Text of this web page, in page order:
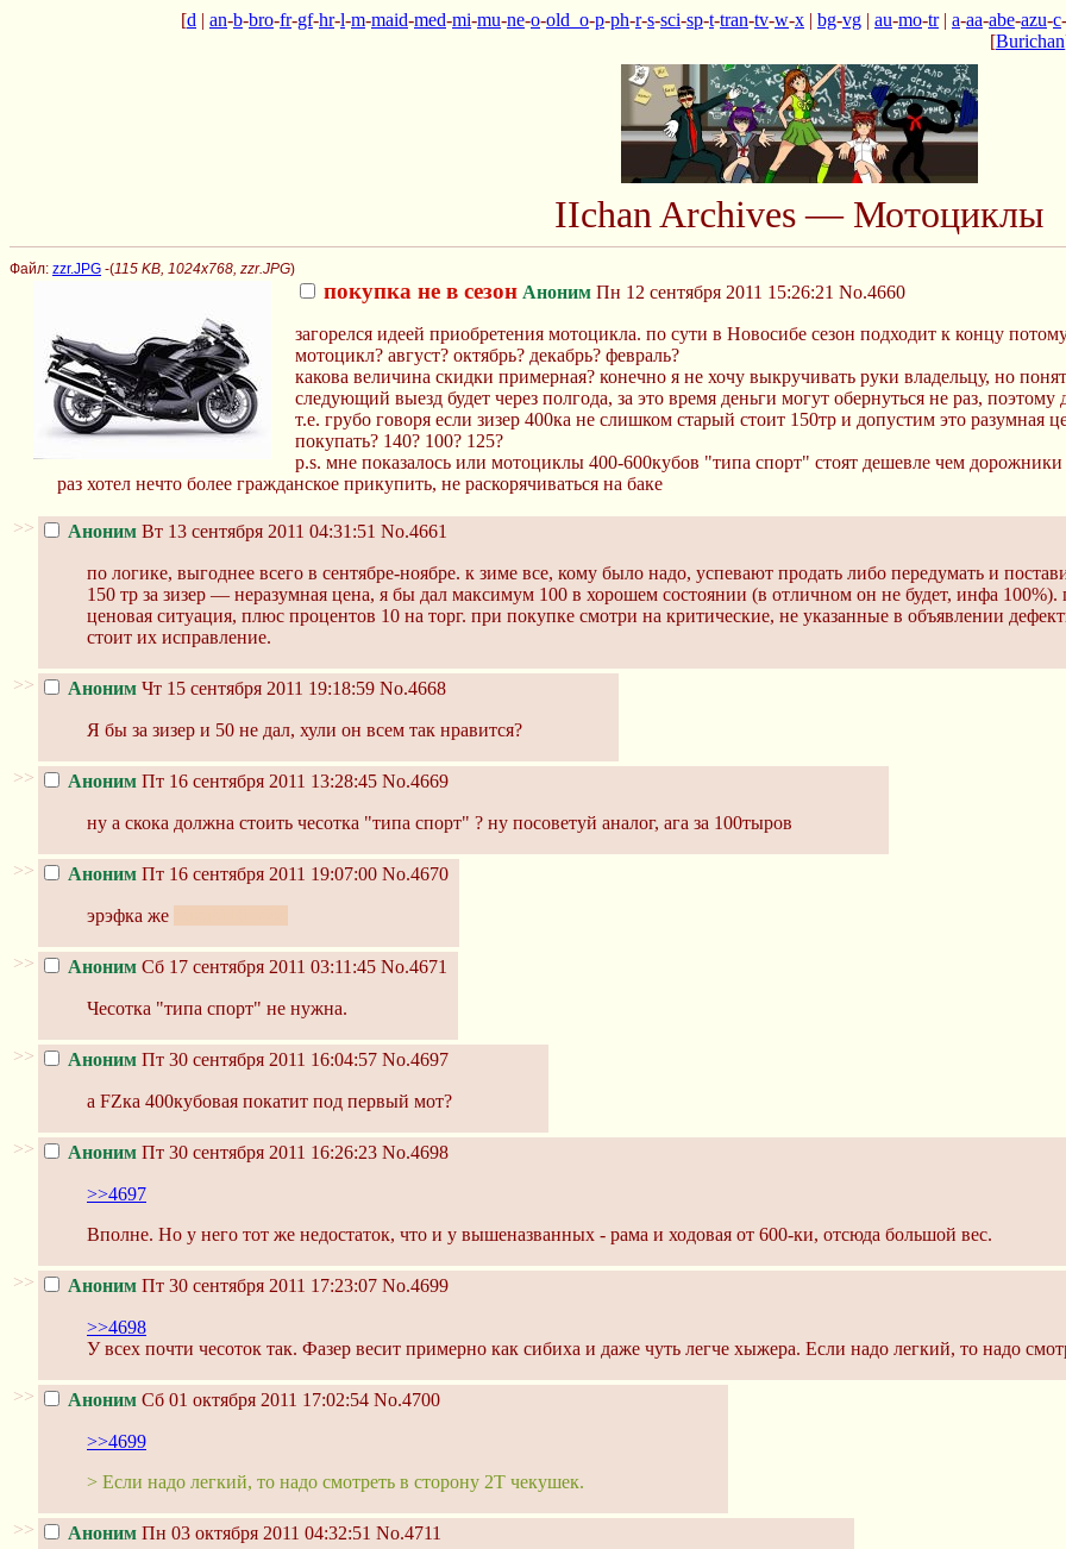
[d | an-b-bro-fr-gf-hr-l-m-maid-med-mi-mu-ne-o-old_o-p-ph-r-s-sci-sp-t-tran-tv-w-x | bg-vg | au-mo-tr| a-aa-abe-azu-c-
[Burichan
IIchan Archives — Мотоциклы
Файл: zzr.JPG -(115 KB, 1024x768, zzr.JPG)
покупка не в сезон Аноним Пн 12 сентября 2011 15:26:21 No.4660
загорелся идеей приобретения мотоцикла. по сути в Новосибе сезон подходит к концу
мотоцикл? август? октябрь? декабрь? февраль?
какова величина скидки примерная? конечно я не хочу выкручивать руки владельцу, но
следующий выезд будет через полгода, за это время деньги могут обернуться не раз,
т.е. грубо говоря если зизер 400ка не слишком старый стоит 150тр и допустим это разумная
покупать? 140? 100? 125?
p.s. мне показалось или мотоциклы 400-600кубов "типа спорт" стоят дешевле чем
раз хотел нечто более гражданское прикупить, не раскорячиваться на баке
>> Аноним Вт 13 сентября 2011 04:31:51 No.4661
по логике, выгоднее всего в сентябре-ноябре. к зиме все, кому было надо, успевают продать либо передумать и
150 тр за зизер — неразумная цена, я бы дал максимум 100 в хорошем состоянии (в отличном он не будет, инфа 100%).
ценовая ситуация, плюс процентов 10 на торг. при покупке смотри на критические, не указанные в объявлении
стоит их исправление.
>> Аноним Чт 15 сентября 2011 19:18:59 No.4668
Я бы за зизер и 50 не дал, хули он всем так нравится?
>> Аноним Пт 16 сентября 2011 13:28:45 No.4669
ну а скока должна стоить чесотка "типа спорт" ? ну посоветуй аналог, ага за 100тыров
>> Аноним Пт 16 сентября 2011 19:07:00 No.4670
эрэфка же
>> Аноним Сб 17 сентября 2011 03:11:45 No.4671
Чесотка "типа спорт" не нужна.
>> Аноним Пт 30 сентября 2011 16:04:57 No.4697
а FZка 400кубовая покатит под первый мот?
>> Аноним Пт 30 сентября 2011 16:26:23 No.4698
>>4697
Вполне. Но у него тот же недостаток, что и у вышеназванных - рама и ходовая от 600-ки, отсюда большой вес.
>> Аноним Пт 30 сентября 2011 17:23:07 No.4699
>>4698
У всех почти чесоток так. Фазер весит примерно как сибиха и даже чуть легче хыжера. Если надо легкий, то надо
>> Аноним Сб 01 октября 2011 17:02:54 No.4700
>>4699
> Если надо легкий, то надо смотреть в сторону 2Т чекушек.
>> Аноним Пн 03 октября 2011 04:32:51 No.4711